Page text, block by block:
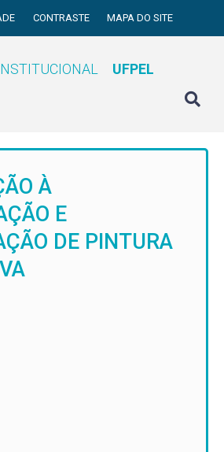
CONTRASTE MAPA DO SITE
UFPEL
À
E
DE PINTURA